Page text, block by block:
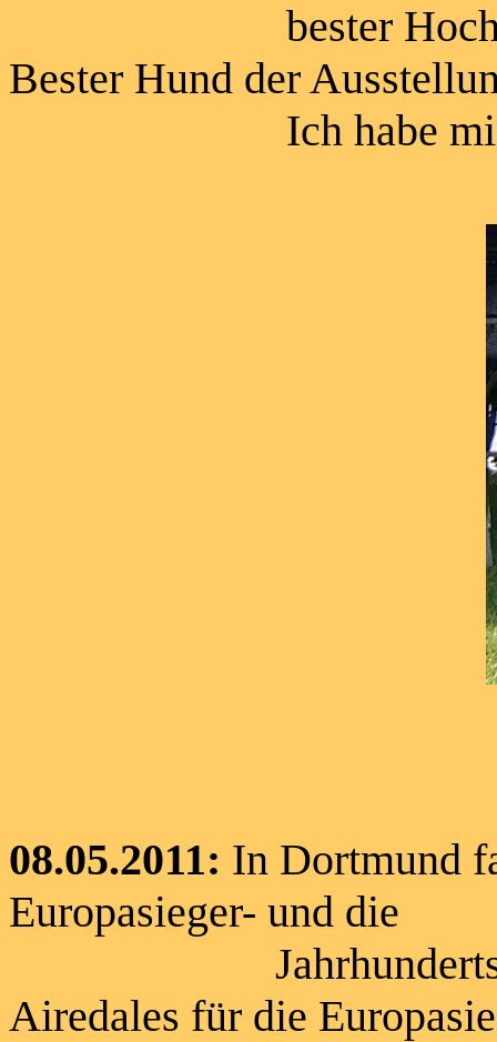
bester Hochläufer
Bester Hund der
Ich habe mich
08.05.2011: In Dortmund
Europasieger- und die
Airedales für die